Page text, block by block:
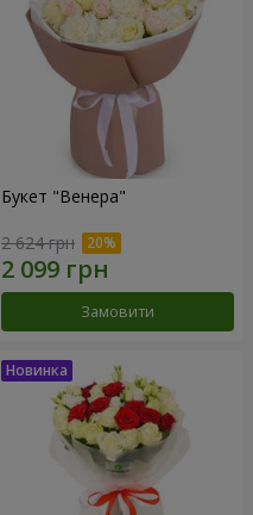
Букет "Венера"
2 624 грн
Замовити